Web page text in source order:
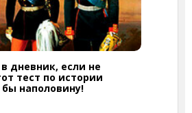
дневник, если не
тест по истории
бы наполовину!